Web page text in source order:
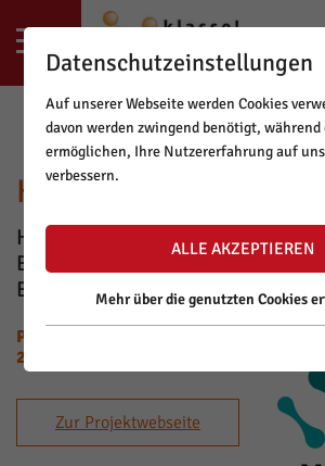
H2COVE
HYDROGEN CENTERS OF
EXCELLENCE – ZENTREN
EXZELLENZ IN DER
PROJEKTLAUFZEIT: MÄRZ
2024 - FEBER 2028
Zur Projektwebseite
Datenschutzeinstellungen
Auf unserer Webseite werden Cookies
davon werden zwingend benötigt, während
ermöglichen, Ihre Nutzererfahrung auf
verbessern.
ALLE AKZEPTIEREN
Mehr über die genutzten Cookies